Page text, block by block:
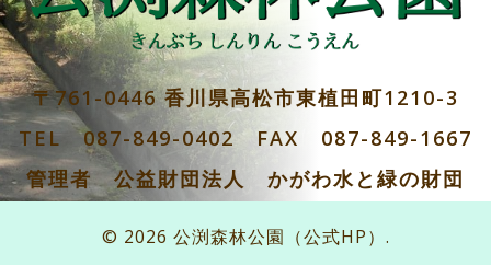
〒761-0446 香川県高松市東植田町1210-3
TEL 087-849-0402 FAX 087-849-1667
管理者 公益財団法人 かがわ水と緑の財団
© 2026 公渕森林公園（公式HP）.